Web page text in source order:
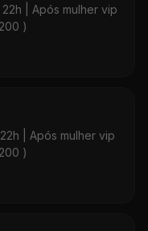
| Após mulher vip
)
| Após mulher vip
)